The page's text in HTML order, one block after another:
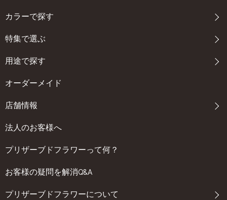
カラーで探す
特集で選ぶ
用途で探す
オーダーメイド
店舗情報
法人のお客様へ
プリザーブドフラワーって何？
お客様の疑問を解消Q&A
プリザーブドフラワーについて